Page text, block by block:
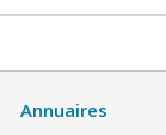
Annuaires